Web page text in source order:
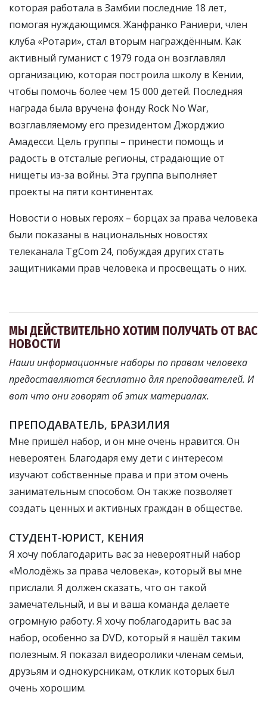
которая работала в Замбии последние 18 лет,
помогая нуждающимся. Жанфранко Раниери, член
клуба «Ротари», стал вторым награждённым. Как
активный гуманист с 1979 года он возглавлял
организацию, которая построила школу в Кении,
чтобы помочь более чем 15 000 детей. Последняя
награда была вручена фонду Rock No War,
возглавляемому его президентом Джорджио
Амадесси. Цель группы – принести помощь и
радость в отсталые регионы, страдающие от
нищеты из-за войны. Эта группа выполняет
проекты на пяти континентах.
Новости о новых героях – борцах за права человека
были показаны в национальных новостях
телеканала TgCom 24, побуждая других стать
защитниками прав человека и просвещать о них.
МЫ ДЕЙСТВИТЕЛЬНО ХОТИМ ПОЛУЧАТЬ ОТ ВАС
НОВОСТИ
Наши информационные наборы по правам человека
предоставляются бесплатно для преподавателей. И
вот что они говорят об этих материалах.
ПРЕПОДАВАТЕЛЬ, БРАЗИЛИЯ
Мне пришёл набор, и он мне очень нравится. Он
невероятен. Благодаря ему дети с интересом
изучают собственные права и при этом очень
занимательным способом. Он также позволяет
создать ценных и активных граждан в обществе.
СТУДЕНТ-ЮРИСТ, КЕНИЯ
Я хочу поблагодарить вас за невероятный набор
«Молодёжь за права человека», который вы мне
прислали. Я должен сказать, что он такой
замечательный, и вы и ваша команда делаете
огромную работу. Я хочу поблагодарить вас за
набор, особенно за DVD, который я нашёл таким
полезным. Я показал видеоролики членам семьи,
друзьям и однокурсникам, отклик которых был
очень хорошим.